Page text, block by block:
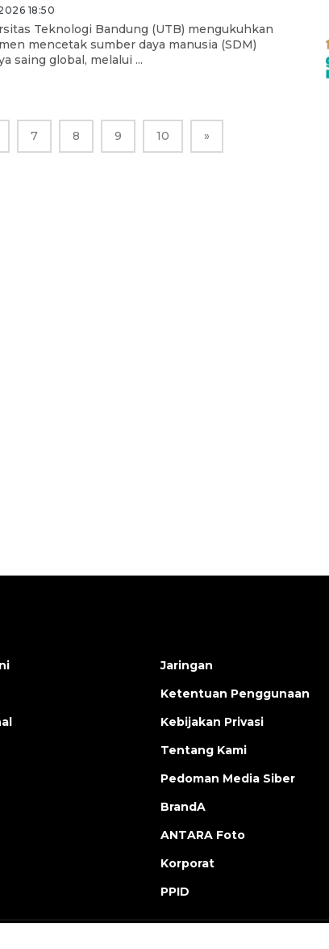
18:50
Teknologi Bandung (UTB) mengukuhkan
mencetak sumber daya manusia (SDM)
saing global, melalui ...
7 8 9 10 »
Jaringan
Ketentuan Penggunaan
Kebijakan Privasi
Tentang Kami
Pedoman Media Siber
BrandA
ANTARA Foto
Korporat
PPID